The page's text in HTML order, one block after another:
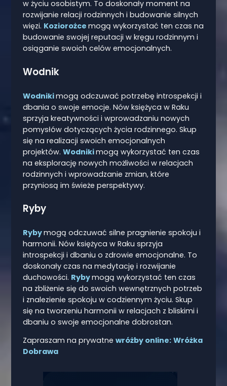
w życiu osobistym. To doskonały moment na
rozwijanie relacji rodzinnych i budowanie silnych
więzi. Koziorożce mogą wykorzystać ten czas na
budowanie swojej reputacji w kręgu rodzinnym i
osiąganie swoich celów emocjonalnych.
Wodnik
Wodnikimogą odczuwać potrzebę introspekcji i
dbania o swoje emocje. Nów księżyca w Raku
sprzyja kreatywności i wprowadzaniu nowych
pomysłów dotyczących życia rodzinnego. Skup
się na realizacji swoich emocjonalnych
projektów. Wodnikimogą wykorzystać ten czas
na eksplorację nowych możliwości w relacjach
rodzinnych i wprowadzanie zmian, które
przyniosą im świeże perspektywy.
Ryby
Rybymogą odczuwać silne pragnienie spokoju i
harmonii. Nów księżyca w Raku sprzyja
introspekcji i dbaniu o zdrowie emocjonalne. To
doskonały czas na medytację i rozwijanie
duchowości. Rybymogą wykorzystać ten czas
na zbliżenie się do swoich wewnętrznych potrzeb
i znalezienie spokoju w codziennym życiu. Skup
się na tworzeniu harmonii w relacjach z bliskimi i
dbaniu o swoje emocjonalne dobrostan.
Zapraszam na prywatne wróżby online: Wróżka
Dobrawa